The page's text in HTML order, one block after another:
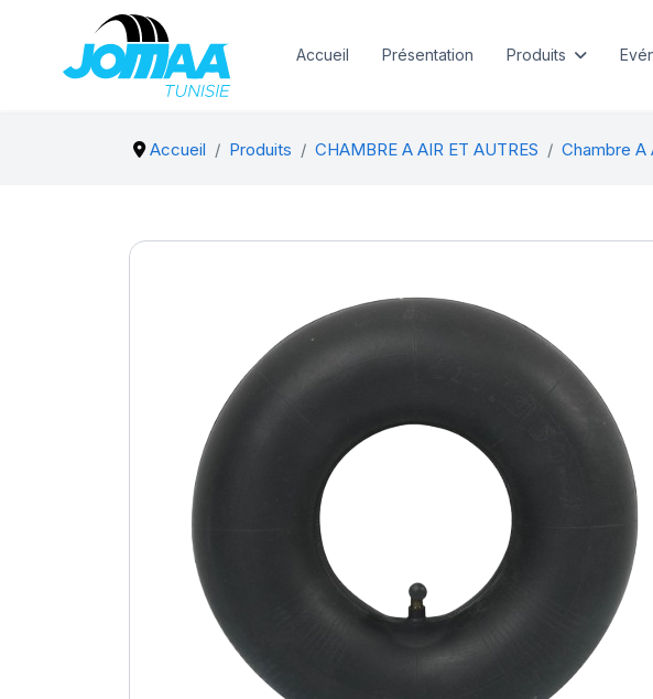
Accueil Présentation Produits
Accueil Produits CHAMBRE A AIR ET AUTRES Chambre A